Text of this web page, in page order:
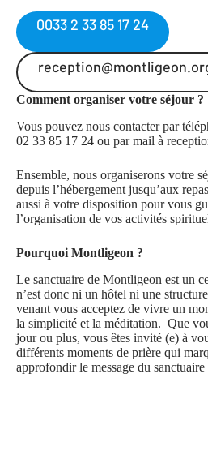
0033 2 33 85 17 24
Comment organiser votre séjour ?
Vous pouvez nous contacter par
02 33 85 17 24 ou par mail à
Ensemble, nous organiserons votre
depuis l’hébergement jusqu’aux
aussi à votre disposition pour vous
l’organisation de vos activités
Pourquoi Montligeon ?
Le sanctuaire de Montligeon est un
n’est donc ni un hôtel ni une
venant vous acceptez de vivre un
la simplicité et la méditation. Que
jour ou plus, vous êtes invité (e) à
différents moments de prière qui
approfondir le message du